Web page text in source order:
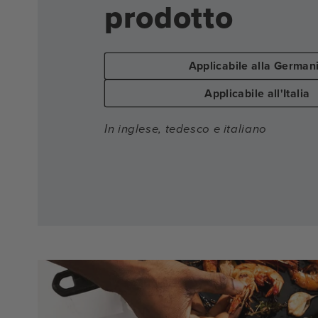
prodotto
Applicabile alla
Applicabile all'Italia
In inglese, tedesco e italiano